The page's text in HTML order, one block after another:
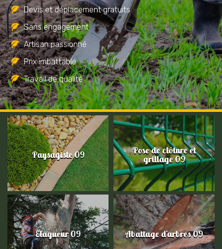
Devis et déplacement gratuits
Sans engagement
Artisan passionné
Prix imbattable
Travail de qualité
Paysagiste 09 Pose de clôture et
grillage 09
Elagueur 09 Abattage d'arbres 09